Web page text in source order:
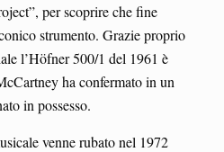
per scoprire che fine
strumento. Grazie proprio
l’Höfner 500/1 del 1961 è
ha confermato in un
in possesso.
venne rubato nel 1972